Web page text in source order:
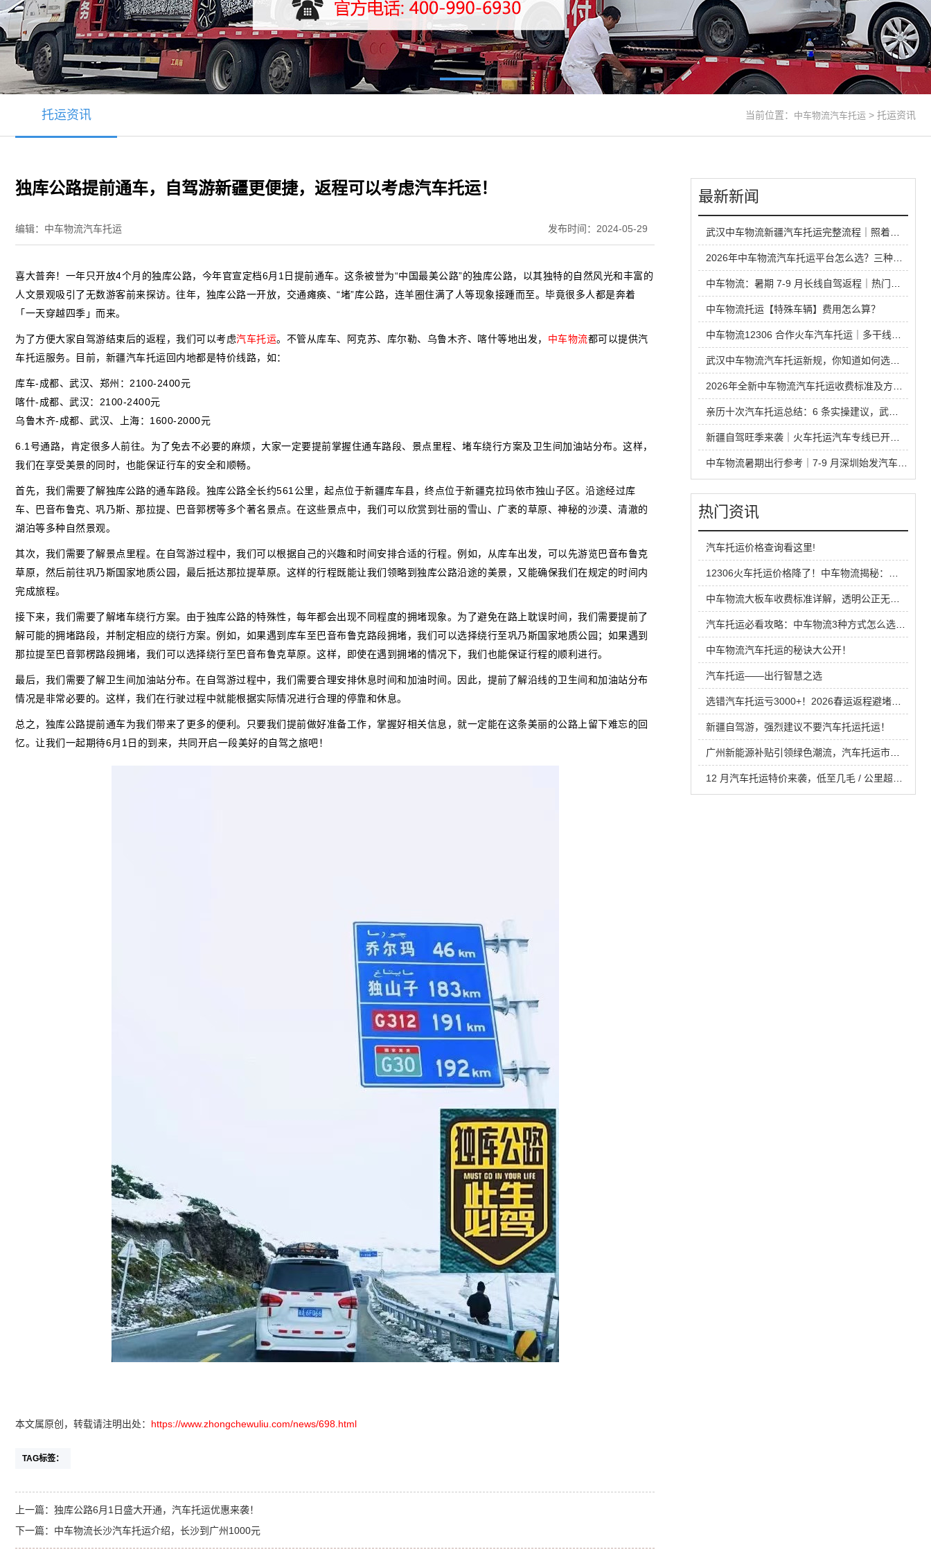
托运资讯 当前位置： 中车物流汽车托运 > 托运资讯
独库公路提前通车，自驾游新疆更便捷，返程可以考虑汽车托运！
编辑：中车物流汽车托运 发布时间：2024-05-29
喜大普奔！一年只开放4个月的独库公路，今年官宣定档6月1日提前通车。这条被誉为“中国最美公路”的独库公路，以其独特的自然风光和丰富的
人文景观吸引了无数游客前来探访。往年，独库公路一开放，交通瘫痪、“堵”库公路，连羊圈住满了人等现象接踵而至。毕竟很多人都是奔着
「一天穿越四季」而来。
为了方便大家自驾游结束后的返程，我们可以考虑汽车托运。不管从库车、阿克苏、库尔勒、乌鲁木齐、喀什等地出发， 中车物流都可以提供汽
车托运服务。目前，新疆汽车托运回内地都是特价线路，如：
库车-成都、武汉、郑州：2100-2400元
喀什-成都、武汉：2100-2400元
乌鲁木齐-成都、武汉、上海：1600-2000元
6.1号通路，肯定很多人前往。为了免去不必要的麻烦，大家一定要提前掌握住通车路段、景点里程、堵车绕行方案及卫生间加油站分布。这样，
我们在享受美景的同时，也能保证行车的安全和顺畅。
首先，我们需要了解独库公路的通车路段。独库公路全长约561公里，起点位于新疆库车县，终点位于新疆克拉玛依市独山子区。沿途经过库
车、巴音布鲁克、巩乃斯、那拉提、巴音郭楞等多个著名景点。在这些景点中，我们可以欣赏到壮丽的雪山、广袤的草原、神秘的沙漠、清澈的
湖泊等多种自然景观。
其次，我们需要了解景点里程。在自驾游过程中，我们可以根据自己的兴趣和时间安排合适的行程。例如，从库车出发，可以先游览巴音布鲁克
草原，然后前往巩乃斯国家地质公园，最后抵达那拉提草原。这样的行程既能让我们领略到独库公路沿途的美景，又能确保我们在规定的时间内
完成旅程。
接下来，我们需要了解堵车绕行方案。由于独库公路的特殊性，每年都会出现不同程度的拥堵现象。为了避免在路上耽误时间，我们需要提前了
解可能的拥堵路段，并制定相应的绕行方案。例如，如果遇到库车至巴音布鲁克路段拥堵，我们可以选择绕行至巩乃斯国家地质公园；如果遇到
那拉提至巴音郭楞路段拥堵，我们可以选择绕行至巴音布鲁克草原。这样，即使在遇到拥堵的情况下，我们也能保证行程的顺利进行。
最后，我们需要了解卫生间加油站分布。在自驾游过程中，我们需要合理安排休息时间和加油时间。因此，提前了解沿线的卫生间和加油站分布
情况是非常必要的。这样，我们在行驶过程中就能根据实际情况进行合理的停靠和休息。
总之，独库公路提前通车为我们带来了更多的便利。只要我们提前做好准备工作，掌握好相关信息，就一定能在这条美丽的公路上留下难忘的回
忆。让我们一起期待6月1日的到来，共同开启一段美好的自驾之旅吧！
本文属原创，转载请注明出处： https://www.zhongchewuliu.com/news/698.html
TAG标签：
上一篇： 独库公路6月1日盛大开通，汽车托运优惠来袭！
下一篇： 中车物流长沙汽车托运介绍，长沙到广州1000元
最新新闻
中车物流托运【特殊车辆】费用怎么算？
热门资讯
汽车托运价格查询看这里!
中车物流汽车托运的秘诀大公开！
汽车托运——出行智慧之选
新疆自驾游，强烈建议不要汽车托运托运！